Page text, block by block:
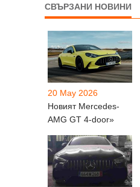
СВЪРЗАНИ НОВИНИ
20 May 2026
Новият Mercedes-
AMG GT 4-door»